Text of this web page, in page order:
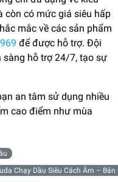
còn có mức giá siêu hấp
mắc về các sản phẩm
để được hỗ trợ. Đội
sàng hỗ trợ 24/7, tạo sự
an tâm sử dụng nhiều
cao điểm như mùa
Chạy Dầu Siêu Cách Âm –